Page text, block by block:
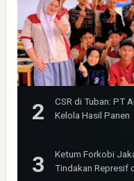
CSR di Tuban: PT
Kelola Hasil Panen
Ketum Forkobi
Tindakan Represif